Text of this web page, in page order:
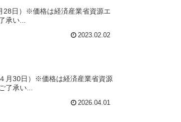
日）※価格は経済産業省資源エ
承い...
2023.02.02
月30日）※価格は経済産業省資源
承い...
2026.04.01